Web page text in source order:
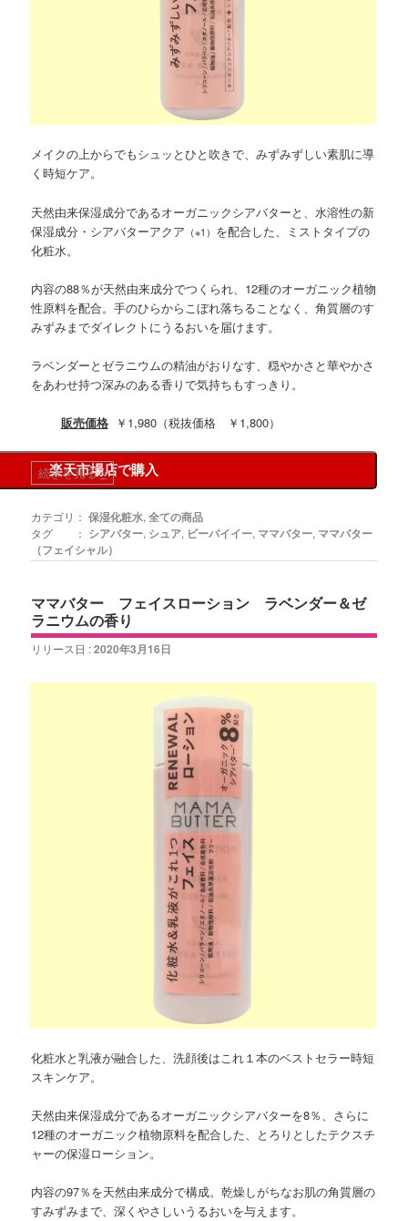
メイクの上からでもシュッとひと吹きで、みずみずしい素肌に導
く時短ケア。
天然由来保湿成分であるオーガニックシアバターと、水溶性の新
保湿成分・シアバターアクア （※1） を配合した、ミストタイプの
化粧水。
内容の88％が天然由来成分でつくられ、12種のオーガニック植物
性原料を配合。手のひらからこぼれ落ちることなく、角質層のす
みずみまでダイレクトにうるおいを届けます。
ラベンダーとゼラニウムの精油がおりなす、穏やかさと華やかさ
をあわせ持つ深みのある香りで気持ちもすっきり。
販売価格￥1,980（税抜価格 ￥1,800）
楽天市場店で購入
続きを見る»
カテゴリ： 保湿化粧水,全ての商品
タグ ： シアバター, シュア, ビーバイイー, ママバター, ママバター
（フェイシャル）
ママバター フェイスローション ラベンダー＆ゼ
ラニウムの香り
リリース日 :2020年3月16日
化粧水と乳液が融合した、洗顔後はこれ１本のベストセラー時短
スキンケア。
天然由来保湿成分であるオーガニックシアバターを8％、さらに
12種のオーガニック植物原料を配合した、とろりとしたテクスチ
ャーの保湿ローション。
内容の97％を天然由来成分で構成。乾燥しがちなお肌の角質層の
すみずみまで、深くやさしいうるおいを与えます。